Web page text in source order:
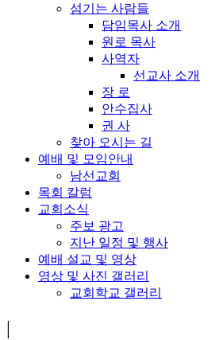
섬기는 사람들
담임목사 소개
원로 목사
사역자
선교사 소개
장 로
안수집사
권 사
찾아 오시는 길
예배 및 모임안내
남선교회
목회 칼럼
교회소식
주보 광고
지난 일정 및 행사
예배 설교 및 영상
영상 및 사진 갤러리
교회학교 갤러리
|